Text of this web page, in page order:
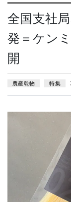
全国支社
発＝ケン
開
農産乾物 特集